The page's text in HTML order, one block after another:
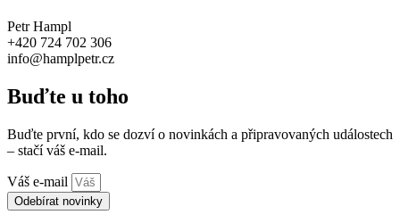
Petr Hampl
+420 724 702 306
info@hamplpetr.cz
Buďte u toho
Buďte první, kdo se dozví o novinkách a připravovaných událostech
– stačí váš e-mail.
Váš e-mail
Odebírat novinky